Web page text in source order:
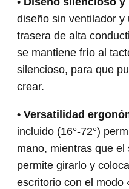
diseño sin ventilador
trasera de alta
se mantiene frío al
silencioso, para que
crear.
• Versatilidad
incluido (16°-72°)
mano, mientras que
permite girarlo y
escritorio con el modo